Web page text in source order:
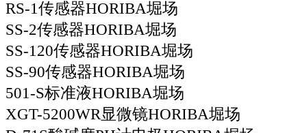
RS-1传感器HORIBA堀场
SS-2传感器HORIBA堀场
SS-120传感器HORIBA堀场
SS-90传感器HORIBA堀场
501-S标准液HORIBA堀场
XGT-5200WR显微镜HORIBA堀场